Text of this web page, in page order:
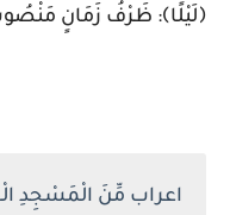
﴿لَيْلًا﴾: ظَرْفُ زَمَانٍ
اعراب مِّنَ الْمَسْجِدِ